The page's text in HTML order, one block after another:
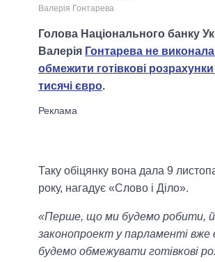
Валерія Гонтарева
Голова Національного банку
Валерія Гонтарева не
обмежити готівкові
тисячі євро.
Таку обіцянку вона дала 9
року, нагадує «Слово і Діло».
«Перше, що ми будемо робити,
законопроект у парламенті вже
будемо обмежувати готівкові